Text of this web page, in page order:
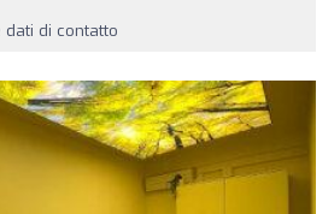
di contatto